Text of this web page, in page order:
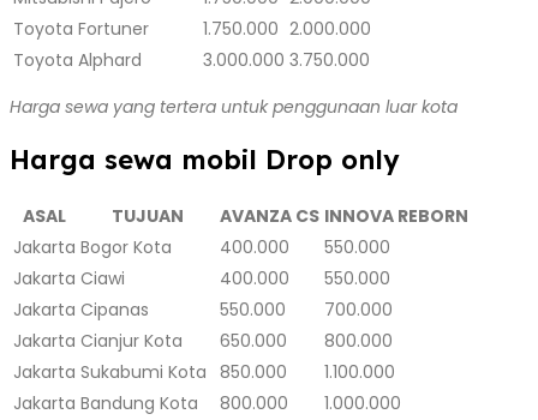
Toyota Fortuner
1.750.000 2.000.000
Toyota Alphard
3.000.000 3.750.000
Harga sewa yang tertera untuk penggunaan luar kota
Harga sewa mobil Drop only
ASAL TUJUAN AVANZA CS INNOVA REBORN
Jakarta Bogor Kota 400.000
550.000
Jakarta Ciawi 400.000
550.000
Jakarta Cipanas 550.000
700.000
Jakarta Cianjur Kota 650.000
800.000
Jakarta Sukabumi Kota 850.000
1.100.000
Jakarta Bandung Kota 800.000
1.000.000